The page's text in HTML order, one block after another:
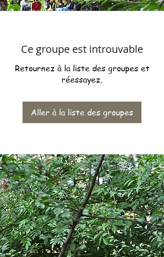
Ce groupe est introuvable
Retournez à la liste des groupes et
réessayez.
Aller à la liste des groupes